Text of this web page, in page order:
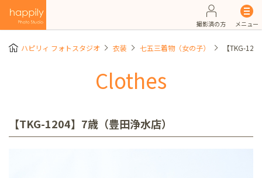
撮影済の方 メニュー
ハピリィ フォトスタジオ 衣装 七五三着物（女の子） 【TKG-
Clothes
【TKG-1204】7歳（豊田浄水店）